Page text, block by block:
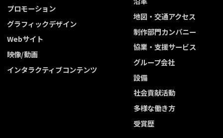
プロモーション
グラフィックデザイン
Webサイト
映像/動画
インタラクティブコンテンツ
地図・交通アクセス
制作部門カンパニー
協業・支援サービス
グループ会社
設備
社会貢献活動
多様な働き方
受賞歴